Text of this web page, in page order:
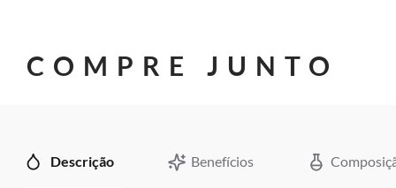
COMPRE JUNTO
Descrição Benefícios